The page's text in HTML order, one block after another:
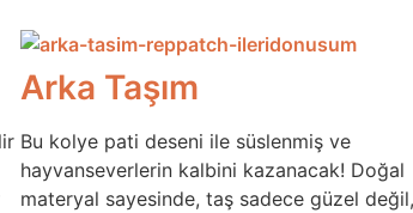
Arka Taşım
Bu kolye pati deseni ile süslenmiş ve
hayvanseverlerin kalbini kazanacak! Doğal
materyal sayesinde, taş sadece güzel değil,